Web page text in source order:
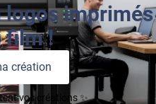
logos imprimés
film !
création
vos créations ✨